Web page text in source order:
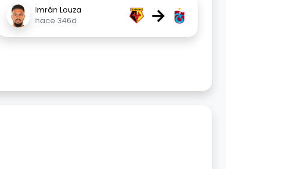
Imrân Louza
hace 346d
→